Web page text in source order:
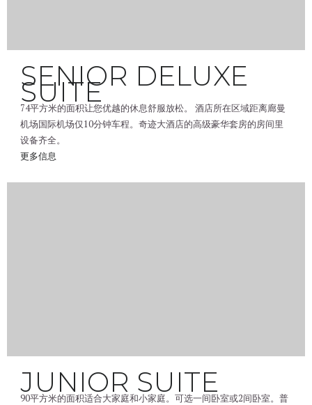
SENIOR DELUXE
SUITE
74平方米的面积让您优越的休息舒服放松。 酒店所在区域距离廊曼
机场国际机场仅10分钟车程。奇迹大酒店的高级豪华套房的房间里
设备齐全。
更多信息
JUNIOR SUITE
90平方米的面积适合大家庭和小家庭。可选一间卧室或2间卧室。普